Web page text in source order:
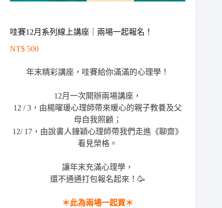
哇賽12月系列線上講座｜兩場一起報名！
NT$ 500
年末精彩講座，哇賽給你滿滿的心理學！
12月一次開辦兩場講座，
12 / 3，由楊曜瑗心理師帶來暖心的親子教養及父
母自我照顧；
12/ 17，由說書人鐘穎心理師帶我們走進《聊齋》
看見榮格。
讓年末充滿心理學，
還不通通打包報名起來！🥳
＊此為兩場一起買＊